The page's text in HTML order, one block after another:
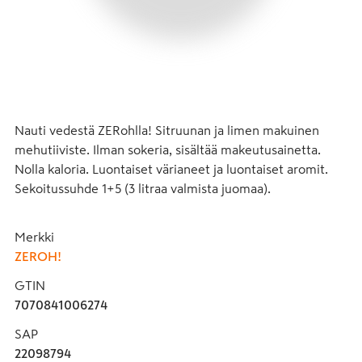
Nauti vedestä ZERohlla! Sitruunan ja limen makuinen
mehutiiviste. Ilman sokeria, sisältää makeutusainetta.
Nolla kaloria. Luontaiset värianeet ja luontaiset aromit.
Sekoitussuhde 1+5 (3 litraa valmista juomaa).
Merkki
ZEROH!
GTIN
7070841006274
SAP
22098794